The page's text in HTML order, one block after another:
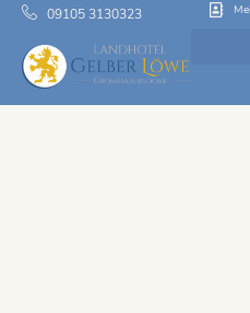
09105 3130323